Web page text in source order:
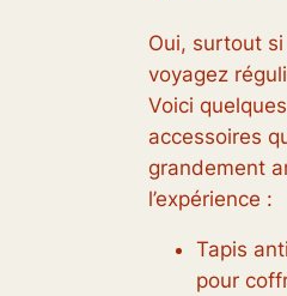
Oui, surtout
voyagez
Voici quelques
accessoires
grandement
l’expérience :
Tapis
pour